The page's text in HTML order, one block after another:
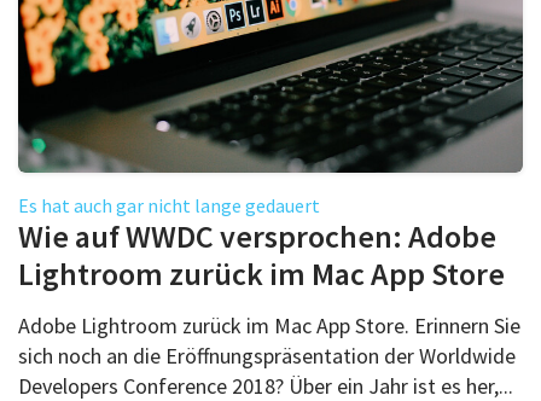
Es hat auch gar nicht lange gedauert
Wie auf WWDC versprochen: Adobe
Lightroom zurück im Mac App Store
Adobe Lightroom zurück im Mac App Store. Erinnern Sie
sich noch an die Eröffnungspräsentation der Worldwide
Developers Conference 2018? Über ein Jahr ist es her,...